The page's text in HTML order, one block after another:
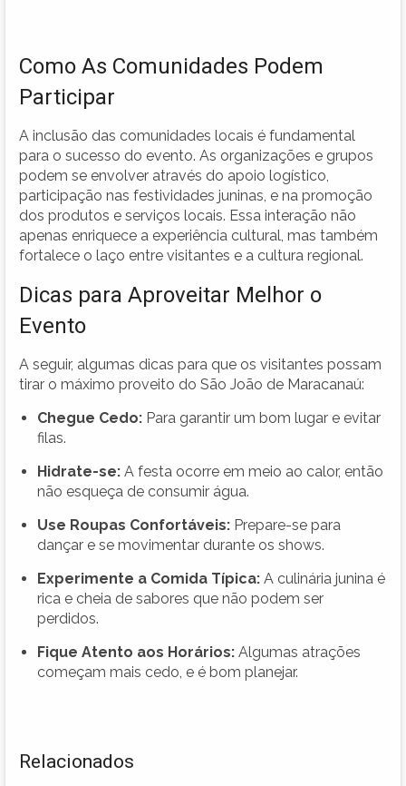
Como As Comunidades Podem
Participar
A inclusão das comunidades locais é fundamental
para o sucesso do evento. As organizações e grupos
podem se envolver através do apoio logístico,
participação nas festividades juninas, e na promoção
dos produtos e serviços locais. Essa interação não
apenas enriquece a experiência cultural, mas também
fortalece o laço entre visitantes e a cultura regional.
Dicas para Aproveitar Melhor o
Evento
A seguir, algumas dicas para que os visitantes possam
tirar o máximo proveito do São João de Maracanaú:
Chegue Cedo: Para garantir um bom lugar e evitar
filas.
Hidrate-se: A festa ocorre em meio ao calor, então
não esqueça de consumir água.
Use Roupas Confortáveis: Prepare-se para
dançar e se movimentar durante os shows.
Experimente a Comida Típica: A culinária junina é
rica e cheia de sabores que não podem ser
perdidos.
Fique Atento aos Horários: Algumas atrações
começam mais cedo, e é bom planejar.
Relacionados